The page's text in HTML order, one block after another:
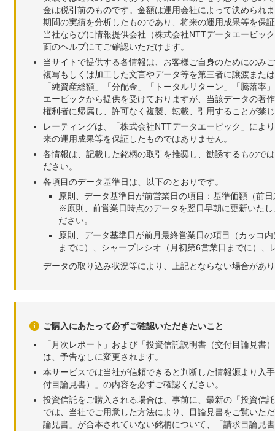
金は税引前のものです。金額は運用会社によって決められ
期間の実績を分析したものであり、将来の運用成果等を保
当社ならびに情報提供会社（株式会社NTTデータエービッ
面のヘルプにてご確認いただけます。
当サイトで提供する各情報は、お客様ご自身のためにのみ
複写もしくは加工した文言やデータ等を第三者に譲渡また
「純資産総額」「分配金」「トータルリターン」「騰落
エービックから提供を受けておりますが、当該データの著
権利者に帰属し、許可なく複製、転載、引用することが禁
レーティングは、「株式会社NTTデータエービック」によ
来の運用成果等を保証したものではありません。
各情報は、記載した銘柄の取引を推奨し、勧誘するもので
ださい。
各項目のデータ基準日は、以下のとおりです。
原則、データ基準日が前営業日の項目：基準価額（前
※原則、前営業日時点のデータを翌日早朝に更新いた
ださい。
原則、データ基準日が前月最終営業日の項目（カッコ
までに）、シャープレシオ（月初第6営業日までに）
データの取り込み状況等により、上記とならない場合があ
ご購入にあたって必ずご確認いただきたいこと
「月次レポート」および「投資信託説明書（交付目論見
は、予告なしに変更されます。
本サービスでは当社が信頼できると判断した情報源より入
付目論見書）」の内容を必ずご確認ください。
投資信託をご購入される場合は、事前に、最新の「投資信
では、当社でご用意した方法により、目論見書をご覧いた
論見書」が合本されていない銘柄について、「請求目論見